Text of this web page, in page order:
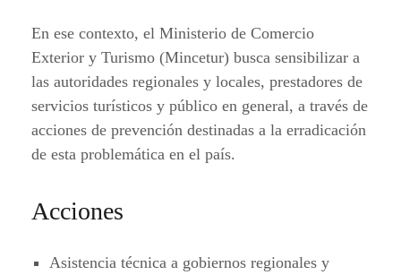
En ese contexto, el Ministerio de Comercio
Exterior y Turismo (Mincetur) busca sensibilizar a
las autoridades regionales y locales, prestadores de
servicios turísticos y público en general, a través de
acciones de prevención destinadas a la erradicación
de esta problemática en el país.
Acciones
Asistencia técnica a gobiernos regionales y